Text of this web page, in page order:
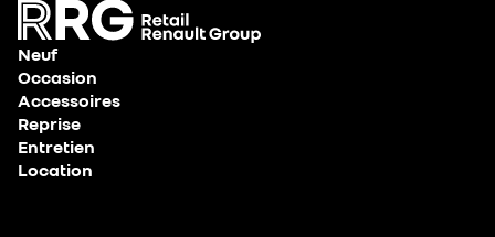
Neuf
Occasion
Accessoires
Reprise
Entretien
Location